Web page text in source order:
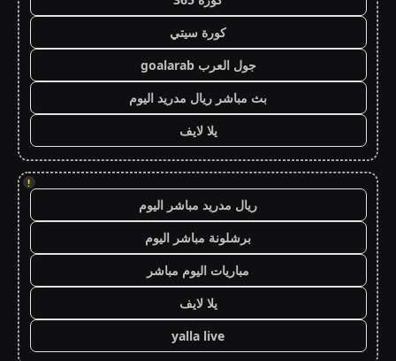
كورة سيتي
جول العرب goalarab
بث مباشر ريال مدريد اليوم
يلا لايف
!
ريال مدريد مباشر اليوم
برشلونة مباشر اليوم
مباريات اليوم مباشر
يلا لايف
yalla live